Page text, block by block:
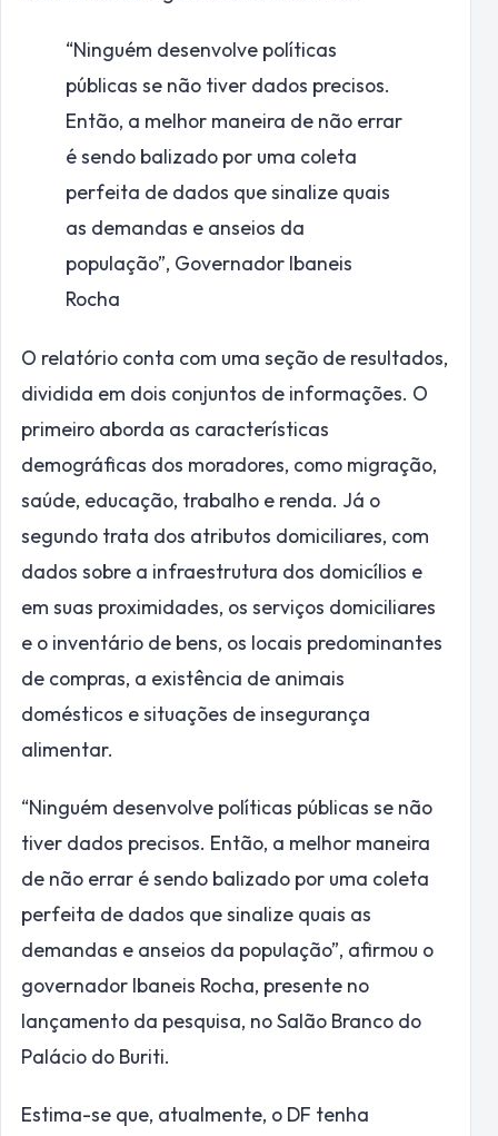
“Ninguém desenvolve políticas
públicas se não tiver dados precisos.
Então, a melhor maneira de não errar
é sendo balizado por uma coleta
perfeita de dados que sinalize quais
as demandas e anseios da
população”, Governador Ibaneis
Rocha
O relatório conta com uma seção de resultados,
dividida em dois conjuntos de informações. O
primeiro aborda as características
demográficas dos moradores, como migração,
saúde, educação, trabalho e renda. Já o
segundo trata dos atributos domiciliares, com
dados sobre a infraestrutura dos domicílios e
em suas proximidades, os serviços domiciliares
e o inventário de bens, os locais predominantes
de compras, a existência de animais
domésticos e situações de insegurança
alimentar.
“Ninguém desenvolve políticas públicas se não
tiver dados precisos. Então, a melhor maneira
de não errar é sendo balizado por uma coleta
perfeita de dados que sinalize quais as
demandas e anseios da população”, afirmou o
governador Ibaneis Rocha, presente no
lançamento da pesquisa, no Salão Branco do
Palácio do Buriti.
Estima-se que, atualmente, o DF tenha